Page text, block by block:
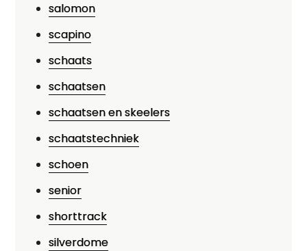
salomon
scapino
schaats
schaatsen
schaatsen en skeelers
schaatstechniek
schoen
senior
shorttrack
silverdome